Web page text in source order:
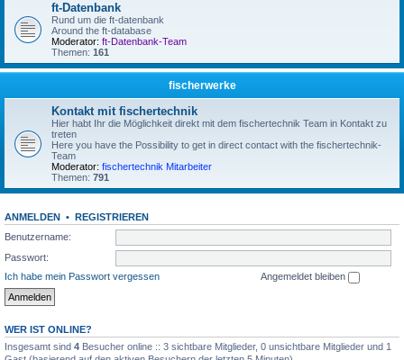
ft-Datenbank
Rund um die ft-datenbank
Around the ft-database
Moderator: ft-Datenbank-Team
Themen: 161
fischerwerke
Kontakt mit fischertechnik
Hier habt Ihr die Möglichkeit direkt mit dem fischertechnik Team in Kontakt zu
treten
Here you have the Possibility to get in direct contact with the fischertechnik-
Team
Moderator: fischertechnik Mitarbeiter
Themen: 791
ANMELDEN • REGISTRIEREN
Benutzername:
Passwort:
Ich habe mein Passwort vergessen
Angemeldet bleiben
WER IST ONLINE?
Insgesamt sind 4 Besucher online :: 3 sichtbare Mitglieder, 0 unsichtbare Mitglieder und 1